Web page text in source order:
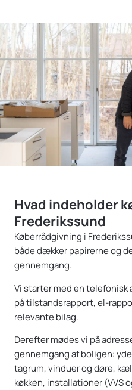
Hvad indeholder
Frederikssund
Køberrådgivning i
både dækker papirerne og
gennemgang.
Vi starter med en telefonisk
på tilstandsrapport, el-
relevante bilag.
Derefter mødes vi på
gennemgang af boligen:
tagrum, vinduer og døre,
køkken, installationer (VVS